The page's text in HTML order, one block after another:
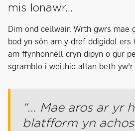
mis Ionawr...
Dim ond cellwair. Wrth gwrs mae
bod yn sôn am y dref ddigidol ers
am ffynhonnell cryn dipyn o gur
sgramblo i weithio allan beth yw'r
“... Mae aros ar yr
blatfform yn